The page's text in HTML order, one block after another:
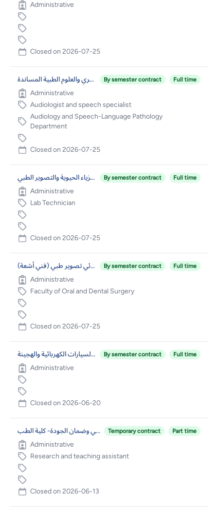
Administrative
Closed on 2026-07-25
أخصائي سمع ونطق – كلية الطب البشري والعلوم الطبية المساندة By semester contract Full time
Administrative
Audiologist and speech specialist
Audiology and Speech-Language Pathology
Department
Closed on 2026-07-25
فني مختبر/ برنامج الفيزياء الحيوية والتصوير الطبي By semester contract Full time
Administrative
Lab Technician
Closed on 2026-07-25
أخصائي تصوير طبي (فني أشعة) By semester contract Full time
Administrative
Faculty of Oral and Dental Surgery
Closed on 2026-07-25
فني فحص وصيانة السيارات والسيارات الكهربائية والهجينة By semester contract Full time
Administrative
Closed on 2026-06-20
مساعد بحث وتدريس/وحدة الاعتماد الدولي وضمان الجودة- كلية الطب Temporary contract Part time
Administrative
Research and teaching assistant
Closed on 2026-06-13